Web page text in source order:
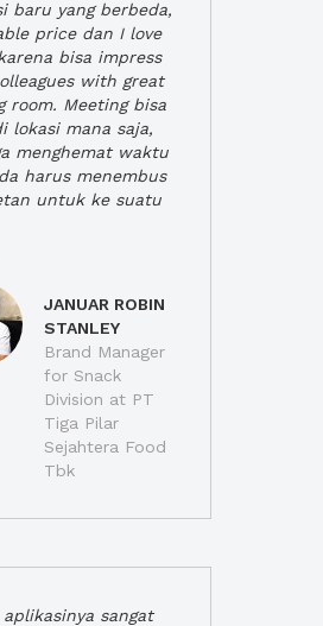
baru yang berbeda,
price dan I love
bisa impress
with great
room. Meeting bisa
lokasi mana saja,
menghemat waktu
harus menembus
untuk ke suatu
JANUAR ROBIN
STANLEY
Brand Manager
for Snack
Division at PT
Tiga Pilar
Sejahtera Food
Tbk
aplikasinya sangat